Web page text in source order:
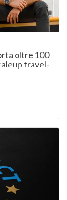
oltre 100
travel-